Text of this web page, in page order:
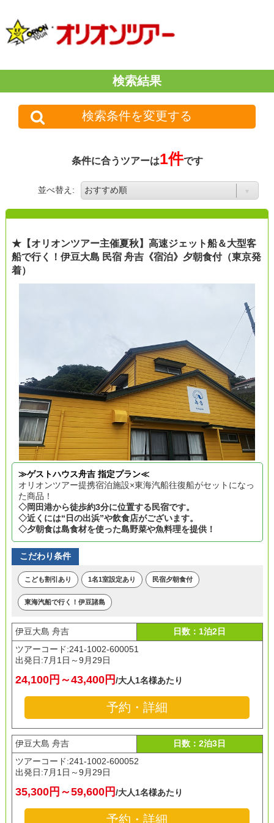
検索結果
検索条件を変更する
条件に合うツアーは1件です
並べ替え:
★【オリオンツアー主催夏秋】高速ジェット船＆大型客
船で行く！伊豆大島 民宿 舟吉《宿泊》夕朝食付（東京発
着）
≫ゲストハウス舟吉 指定プラン≪
オリオンツアー提携宿泊施設×東海汽船往復船がセットになっ
た商品！
◇岡田港から徒歩約3分に位置する民宿です。
◇近くには“日の出浜”や飲食店がございます。
◇夕朝食は島食材を使った島野菜や魚料理を提供！
こだわり条件
こども割引あり 1名1室設定あり 民宿夕朝食付
東海汽船で行く！伊豆諸島
伊豆大島 舟吉
日数：1泊2日
ツアーコード:241-1002-600051
出発日:7月1日～9月29日
24,100円～43,400円/大人1名様あたり
予約・詳細
伊豆大島 舟吉
日数：2泊3日
ツアーコード:241-1002-600052
出発日:7月1日～9月29日
35,300円～59,600円/大人1名様あたり
予約・詳細